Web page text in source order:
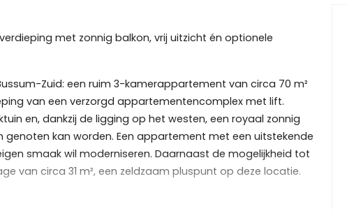
met zonnig balkon, vrij uitzicht én optionele
Zuid: een ruim 3-kamerappartement van circa 70 m²
van een verzorgd appartementencomplex met lift.
en, dankzij de ligging op het westen, een royaal zonnig
kan worden. Een appartement met een uitstekende
smaak wil moderniseren. Daarnaast de mogelijkheid tot
van circa 31 m², een zeldzaam pluspunt op deze locatie.